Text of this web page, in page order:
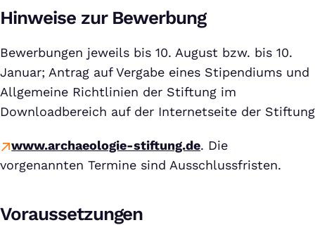
Hinweise zur Bewerbung
Bewerbungen jeweils bis 10. August bzw. bis 10.
Januar; Antrag auf Vergabe eines Stipendiums und
Allgemeine Richtlinien der Stiftung im
Downloadbereich auf der Internetseite der Stiftung
www.archaeologie-stiftung.de. Die
vorgenannten Termine sind Ausschlussfristen.
Voraussetzungen